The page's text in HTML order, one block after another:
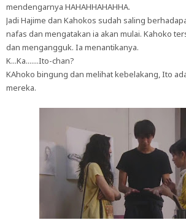
mendengarnya HAHAHHAHAHHA.
Jadi Hajime dan Kahokos sudah saling
nafas dan mengatakan ia akan mulai. Kahoko
dan mengangguk. Ia menantikanya.
K...Ka.......Ito-chan?
KAhoko bingung dan melihat kebelakang, Ito
mereka.